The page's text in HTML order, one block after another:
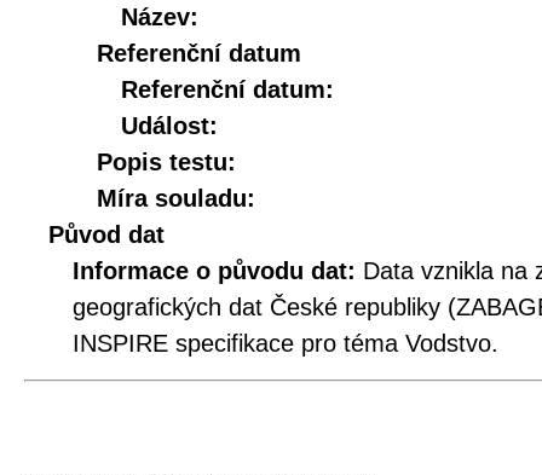
Název:
Referenční datum
Referenční datum:
Událost:
Popis testu:
Míra souladu:
Původ dat
Informace o původu dat: Data vznikla na
geografických dat České republiky
INSPIRE specifikace pro téma Vodstvo.